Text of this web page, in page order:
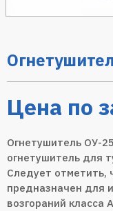
Цена по
Огнетушитель ОУ-
огнетушитель для
Следует отметить,
предназначен для
возгораний класса